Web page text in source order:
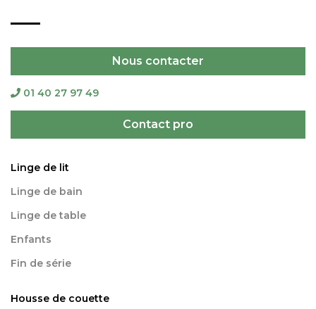
Nous contacter
01 40 27 97 49
Contact pro
Linge de lit
Linge de bain
Linge de table
Enfants
Fin de série
Housse de couette